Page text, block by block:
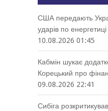
США передають
ударів по
10.08.2026 01:45
Кабмін шукає
Корецький про
09.08.2026 22:41
Сибіга